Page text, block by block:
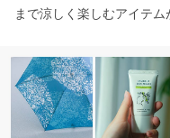
まで涼しく楽しむアイテム